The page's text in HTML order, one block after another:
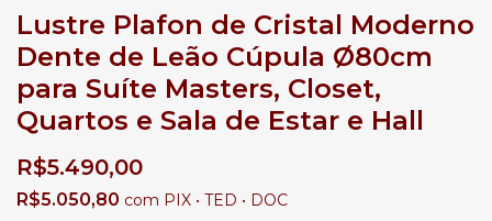
Lustre Plafon de Cristal Moderno
Dente de Leão Cúpula Ø80cm
para Suíte Masters, Closet,
Quartos e Sala de Estar e Hall
R$5.490,00
R$5.050,80 com PIX • TED • DOC